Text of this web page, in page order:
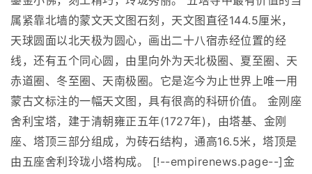
属紧靠北墙的蒙文天文图石刻，天文图直径144.5厘米，
天球圆面以北天极为圆心，画出二十八宿赤经位置的经
线，还有五个同心圆，由里向外为天北极圈、夏至圈、天
赤道圈、冬至圈、天南极圈。它是迄今为止世界上唯一用
蒙古文标注的一幅天文图，具有很高的科研价值。 金刚座
舍利宝塔，建于清朝雍正五年(1727年)，由塔基、金刚
座、塔顶三部分组成，为砖石结构，通高16.5米，塔顶是
由五座舍利玲珑小塔构成。 [!--empirenews.page--]金